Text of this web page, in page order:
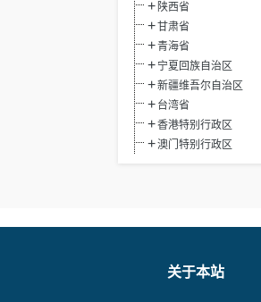
陕西省
甘肃省
青海省
宁夏回族自治区
新疆维吾尔自治区
台湾省
香港特别行政区
澳门特别行政区
关于本站